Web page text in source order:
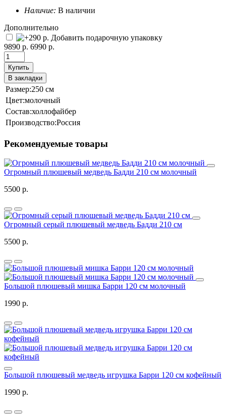
Наличие: В наличии
Дополнительно
Добавить подарочную упаковку
9890 р. 6990 р.
Купить
В закладки
Размер:250 см
Цвет:молочный
Состав:холлофайбер
Производство:Россия
Рекомендуемые товары
Огромный плюшевый медведь Бадди 210 см молочный
5500 р.
Огромный серый плюшевый медведь Бадди 210 см
5500 р.
Большой плюшевый мишка Барри 120 см молочный
1990 р.
Большой плюшевый медведь игрушка Барри 120 см кофейный
1990 р.